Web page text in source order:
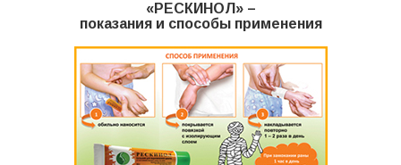
«РЕСКИНОЛ» –
показания и способы применения